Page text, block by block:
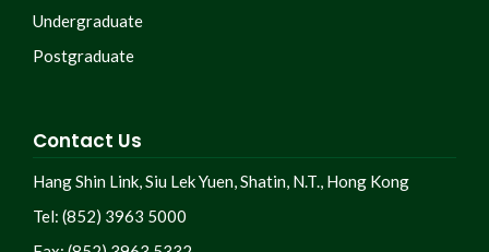
Undergraduate
Postgraduate
Contact Us
Hang Shin Link, Siu Lek Yuen, Shatin, N.T., Hong Kong
Tel: (852) 3963 5000